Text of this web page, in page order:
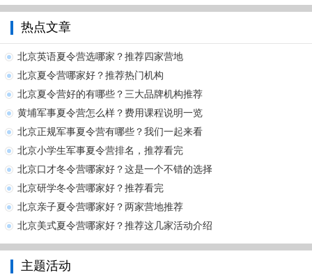
热点文章
北京英语夏令营选哪家？推荐四家营地
北京夏令营哪家好？推荐热门机构
北京夏令营好的有哪些？三大品牌机构推荐
黄埔军事夏令营怎么样？费用课程说明一览
北京正规军事夏令营有哪些？我们一起来看
北京小学生军事夏令营排名，推荐看完
北京口才冬令营哪家好？这是一个不错的选择
北京研学冬令营哪家好？推荐看完
北京亲子夏令营哪家好？两家营地推荐
北京美式夏令营哪家好？推荐这几家活动介绍
主题活动